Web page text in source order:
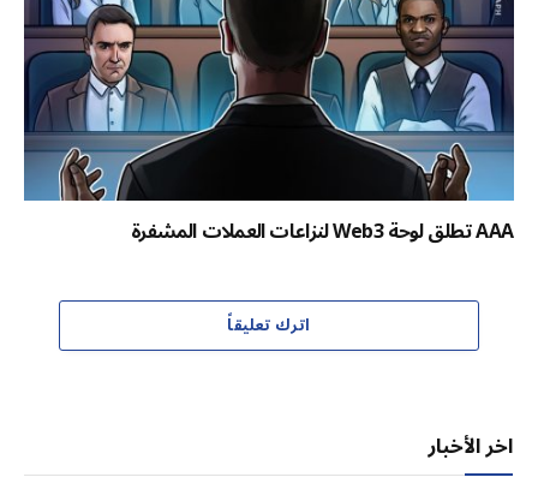
AAA تطلق لوحة Web3 لنزاعات العملات المشفرة
اترك تعليقاً
اخر الأخبار